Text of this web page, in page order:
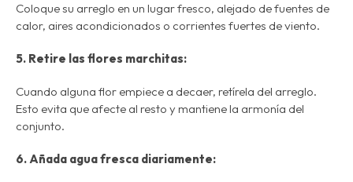
Coloque su arreglo en un lugar fresco, alejado de fuentes de
calor, aires acondicionados o corrientes fuertes de viento.
5. Retire las flores marchitas:
Cuando alguna flor empiece a decaer, retírela del arreglo.
Esto evita que afecte al resto y mantiene la armonía del
conjunto.
6. Añada agua fresca diariamente: